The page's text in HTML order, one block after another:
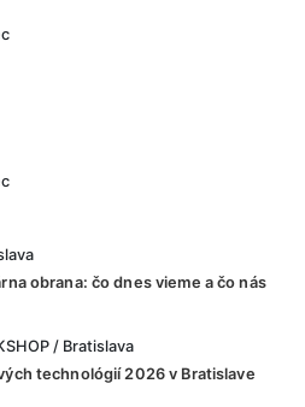
obrana: čo dnes vieme a čo nás
/ Bratislava
technológií 2026 v Bratislave